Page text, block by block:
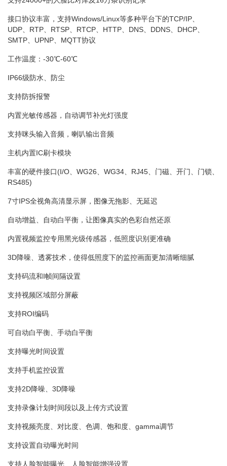
接口协议丰富，支持Windows/Linux等多种平台下的TCP/IP、
UDP、RTP、RTSP、RTCP、HTTP、DNS、DDNS、DHCP、
SMTP、UPNP、MQTT协议
工作温度：-30℃-60℃
IP66级防水、防尘
支持防拆报警
内置光敏传感器，自动调节补光灯强度
支持咪头输入音频，喇叭输出音频
主机内置IC刷卡模块
丰富的硬件接口(I/O、WG26、WG34、RJ45、门磁、开门、门锁、
RS485)
7寸IPS全视角高清显示屏，图像无拖影、无延迟
自动增益、自动白平衡，让图像真实的色彩自然还原
内置视频监控专用黑光级传感器，低照度识别更准确
3D降噪、透雾技术，使得低照度下的监控画面更加清晰细腻
支持码流和I帧间隔设置
支持视频区域部分屏蔽
支持ROI编码
可自动白平衡、手动白平衡
支持曝光时间设置
支持手机监控设置
支持2D降噪、3D降噪
支持录像计划时间段以及上传方式设置
支持视频亮度、对比度、色调、饱和度、gamma调节
支持设置自动曝光时间
支持人脸智能曝光、人脸智能增强设置